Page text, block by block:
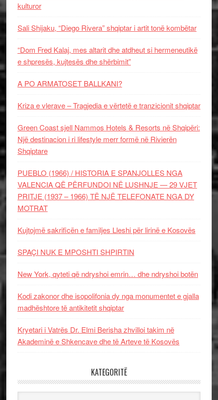
kulturor
Sali Shijaku, “Diego Rivera” shqiptar i artit tonë kombëtar
“Dom Fred Kalaj, mes altarit dhe atdheut si hermeneutikë
e shpresës, kujtesës dhe shërbimit”
A PO ARMATOSET BALLKANI?
Kriza e vlerave – Tragjedia e vërtetë e tranzicionit shqiptar
Green Coast sjell Nammos Hotels & Resorts në Shqipëri:
Një destinacion i ri lifestyle merr formë në Rivierën
Shqiptare
PUEBLO (1966) / HISTORIA E SPANJOLLES NGA
VALENCIA QË PËRFUNDOI NË LUSHNJE — 29 VJET
PRITJE (1937 – 1966) TË NJË TELEFONATE NGA DY
MOTRAT
Kujtojmë sakrificën e familjes Lleshi për lirinë e Kosovës
SPAÇI NUK E MPOSHTI SHPIRTIN
New York, qyteti që ndryshoi emrin… dhe ndryshoi botën
Kodi zakonor dhe isopolifonia dy nga monumentet e gjalla
madhështore të antikitetit shqiptar
Kryetari i Vatrës Dr. Elmi Berisha zhvilloi takim në
Akademinë e Shkencave dhe të Arteve të Kosovës
KATEGORITË